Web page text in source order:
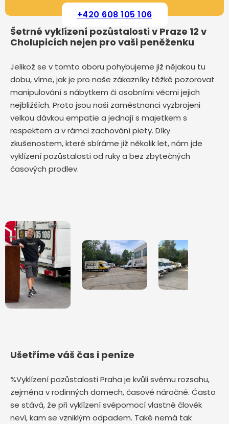
+420 608 105 106
Šetrné vyklízení pozůstalosti v Praze 12 v
Cholupicích nejen pro vaši peněženku
Jelikož se v tomto oboru pohybujeme již nějakou tu
dobu, víme, jak je pro naše zákazníky těžké pozorovat
manipulování s nábytkem či osobními věcmi jejich
nejbližších. Proto jsou naši zaměstnanci vyzbrojeni
velkou dávkou empatie a jednají s majetkem s
respektem a v rámci zachování piety. Díky
zkušenostem, které sbíráme již několik let, nám jde
vyklízení pozůstalosti od ruky a bez zbytečných
časových prodlev.
Ušetříme váš čas i peníze
%Vyklízení pozůstalosti Praha je kvůli svému rozsahu,
zejména v rodinných domech, časově náročné. Často
se stává, že při vyklízení svépomocí vlastně člověk
neví, kam se vzniklým odpadem. Také nemá tak